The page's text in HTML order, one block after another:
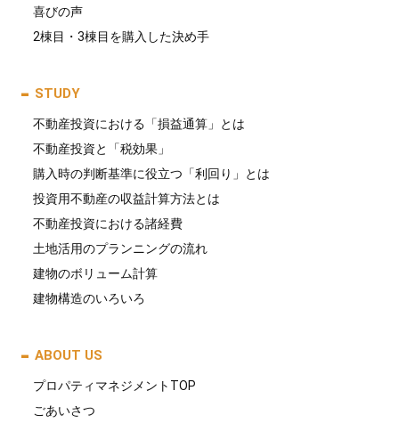
喜びの声
2棟目・3棟目を購入した決め手
STUDY
不動産投資における「損益通算」とは
不動産投資と「税効果」
購入時の判断基準に役立つ「利回り」とは
投資用不動産の収益計算方法とは
不動産投資における諸経費
土地活用のプランニングの流れ
建物のボリューム計算
建物構造のいろいろ
ABOUT US
プロパティマネジメントTOP
ごあいさつ